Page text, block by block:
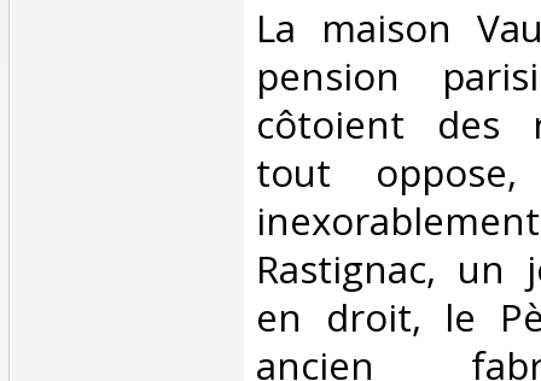
‎La maison
pension
côtoient des
tout
Rastignac, un
en droit, le
ancien